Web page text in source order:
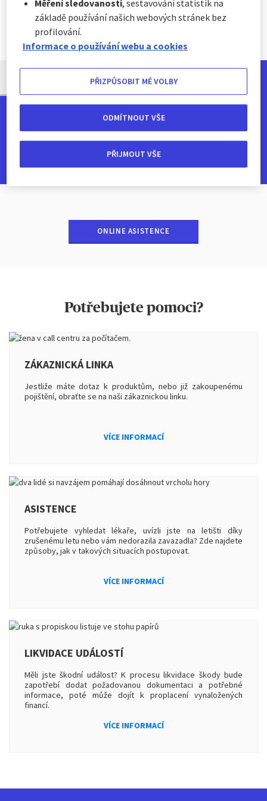
Hlášení události
www.axa-assistance.cz/saxana
ONLINE ASISTENCE
Potřebujete pomoci?
ZÁKAZNICKÁ LINKA
Jestliže máte dotaz k produktům, nebo již zakoupenému
pojištění, obraťte se na naši zákaznickou linku.
VÍCE INFORMACÍ
ASISTENCE
Potřebujete vyhledat lékaře, uvízli jste na letišti díky
zrušenému letu nebo vám nedorazila zavazadla? Zde najdete
způsoby, jak v takových situacích postupovat.
VÍCE INFORMACÍ
LIKVIDACE UDÁLOSTÍ
Měli jste škodní událost? K procesu likvidace škody bude
zapotřebí dodat požadovanou dokumentaci a potřebné
informace, poté může dojít k proplacení vynaložených
financí.
VÍCE INFORMACÍ
Měření sledovanosti, sestavování statistik na
základě používání našich webových stránek bez
profilování.
Informace o používání webu a cookies
PŘIZPŮSOBIT MÉ VOLBY
ODMÍTNOUT VŠE
PŘIJMOUT VŠE